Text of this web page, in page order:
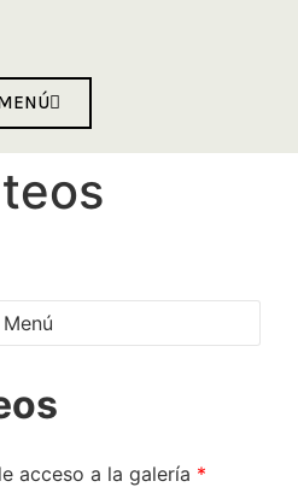
Menú
acceso a la galería *